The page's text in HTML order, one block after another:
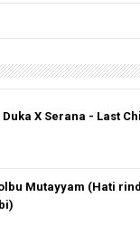
X Serana - Last
Mutayyam (Hati